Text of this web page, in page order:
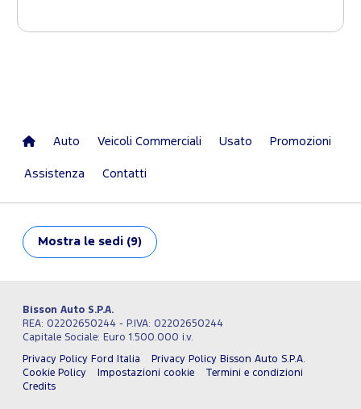
Auto Veicoli Commerciali Usato Promozioni
Assistenza Contatti
Mostra le sedi (9)
Bisson Auto S.P.A.
REA: 02202650244 - P.IVA: 02202650244
Capitale Sociale: Euro 1.500.000 i.v.
Privacy Policy Ford Italia
Privacy Policy Bisson Auto S.P.A.
Cookie Policy
Impostazioni cookie
Termini e condizioni
Credits